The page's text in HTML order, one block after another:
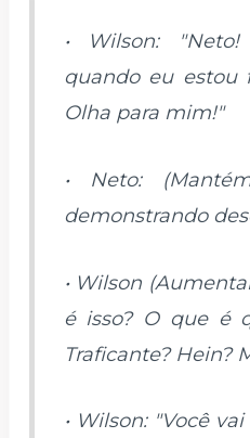
• Wilson:
quando eu estou
Olha para mim!"
• Neto:
demonstrando
• Wilson
é isso? O que é
Traficante? Hein?
• Wilson: "Você